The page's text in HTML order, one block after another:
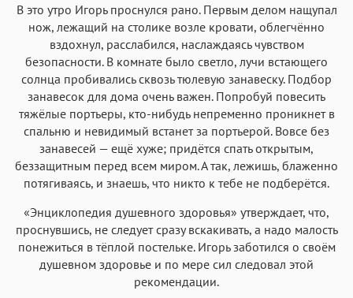
В это утро Игорь проснулся рано. Первым делом нащупал
нож, лежащий на столике возле кровати, облегчённо
вздохнул, расслабился, наслаждаясь чувством
безопасности. В комнате было светло, лучи встающего
солнца пробивались сквозь тюлевую занавеску. Подбор
занавесок для дома очень важен. Попробуй повесить
тяжёлые портьеры, кто-нибудь непременно проникнет в
спальню и невидимый встанет за портьерой. Вовсе без
занавесей — ещё хуже; придётся спать открытым,
беззащитным перед всем миром. А так, лежишь, блаженно
потягиваясь, и знаешь, что никто к тебе не подберётся.
«Энциклопедия душевного здоровья» утверждает, что,
проснувшись, не следует сразу вскакивать, а надо малость
понежиться в тёплой постельке. Игорь заботился о своём
душевном здоровье и по мере сил следовал этой
рекомендации.